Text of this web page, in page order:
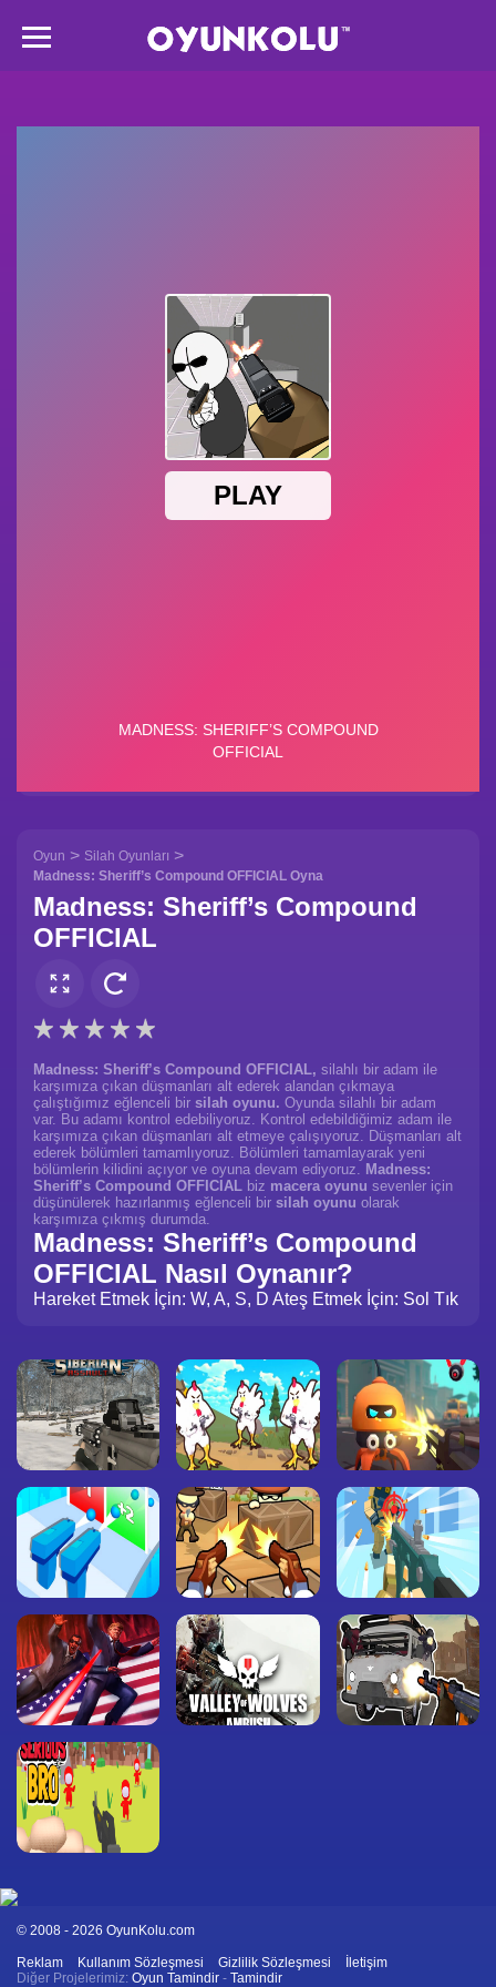
Oyun > Silah Oyunları >
Madness: Sheriff’s Compound OFFICIAL Oyna
Madness: Sheriff’s Compound
OFFICIAL
Madness: Sheriff’s Compound OFFICIAL, silahlı bir adam ile
karşımıza çıkan düşmanları alt ederek alandan çıkmaya
çalıştığımız eğlenceli bir silah oyunu. Oyunda silahlı bir adam
var. Bu adamı kontrol edebiliyoruz. Kontrol edebildiğimiz adam ile
karşımıza çıkan düşmanları alt etmeye çalışıyoruz. Düşmanları alt
ederek bölümleri tamamlıyoruz. Bölümleri tamamlayarak yeni
bölümlerin kilidini açıyor ve oyuna devam ediyoruz. Madness:
Sheriff’s Compound OFFICIAL biz macera oyunu sevenler için
düşünülerek hazırlanmış eğlenceli bir silah oyunu olarak
karşımıza çıkmış durumda.
Madness: Sheriff’s Compound
OFFICIAL Nasıl Oynanır?
Hareket Etmek İçin: W, A, S, D Ateş Etmek İçin: Sol Tık
© 2008 - 2026 OyunKolu.com
Reklam Kullanım Sözleşmesi Gizlilik Sözleşmesi
İletişim
Diğer Projelerimiz: Oyun Tamindir - Tamindir